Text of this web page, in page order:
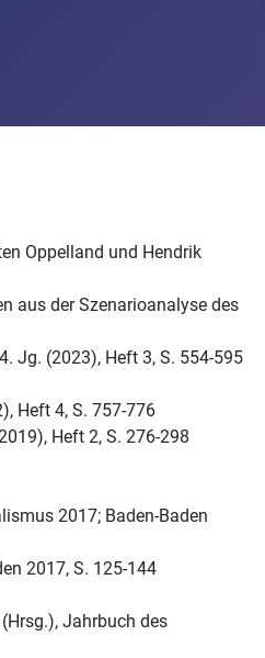
Oppelland und Hendrik
aus der Szenarioanalyse des
Jg. (2023), Heft 3, S. 554-595
Heft 4, S. 757-776
Heft 2, S. 276-298
2017; Baden-Baden
2017, S. 125-144
Jahrbuch des